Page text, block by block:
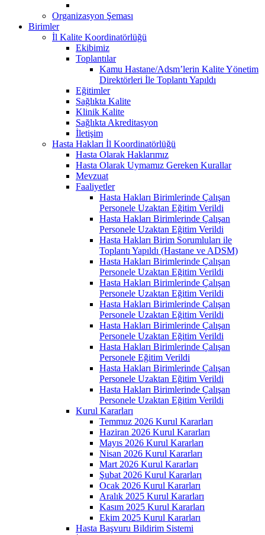
Organizasyon Şeması
Birimler
İl Kalite Koordinatörlüğü
Ekibimiz
Toplantılar
Kamu Hastane/Adsm’lerin Kalite Yönetim
Direktörleri İle Toplantı Yapıldı
Eğitimler
Sağlıkta Kalite
Klinik Kalite
Sağlıkta Akreditasyon
İletişim
Hasta Hakları İl Koordinatörlüğü
Hasta Olarak Haklarımız
Hasta Olarak Uymamız Gereken Kurallar
Mevzuat
Faaliyetler
Hasta Hakları Birimlerinde Çalışan
Personele Uzaktan Eğitim Verildi
Hasta Hakları Birimlerinde Çalışan
Personele Uzaktan Eğitim Verildi
Hasta Hakları Birim Sorumluları ile
Toplantı Yapıldı (Hastane ve ADSM)
Hasta Hakları Birimlerinde Çalışan
Personele Uzaktan Eğitim Verildi
Hasta Hakları Birimlerinde Çalışan
Personele Uzaktan Eğitim Verildi
Hasta Hakları Birimlerinde Çalışan
Personele Uzaktan Eğitim Verildi
Hasta Hakları Birimlerinde Çalışan
Personele Uzaktan Eğitim Verildi
Hasta Hakları Birimlerinde Çalışan
Personele Eğitim Verildi
Hasta Hakları Birimlerinde Çalışan
Personele Uzaktan Eğitim Verildi
Hasta Hakları Birimlerinde Çalışan
Personele Uzaktan Eğitim Verildi
Kurul Kararları
Temmuz 2026 Kurul Kararları
Haziran 2026 Kurul Kararları
Mayıs 2026 Kurul Kararları
Nisan 2026 Kurul Kararları
Mart 2026 Kurul Kararları
Şubat 2026 Kurul Kararları
Ocak 2026 Kurul Kararları
Aralık 2025 Kurul Kararları
Kasım 2025 Kurul Kararları
Ekim 2025 Kurul Kararları
Hasta Başvuru Bildirim Sistemi